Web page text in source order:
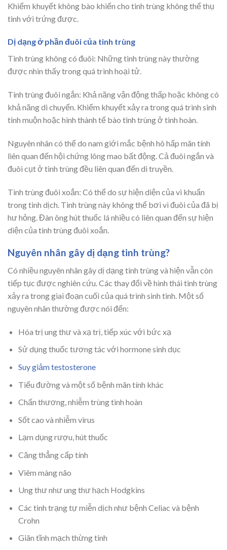
Khiếm khuyết không bào khiến cho tinh trùng không thể thụ
tinh với trứng được.
Dị dạng ở phần đuôi của tinh trùng
Tinh trùng không có đuôi: Những tinh trùng này thường
được nhìn thấy trong quá trình hoại tử.
Tinh trùng đuôi ngắn: Khả năng vận động thấp hoặc không có
khả năng di chuyển. Khiếm khuyết xảy ra trong quá trình sinh
tinh muộn hoặc hình thành tế bào tinh trùng ở tinh hoàn.
Nguyên nhân có thể do nam giới mắc bệnh hô hấp mãn tính
liên quan đến hội chứng lông mao bất động. Cả đuôi ngắn và
đuôi cụt ở tinh trùng đều liên quan đến di truyền.
Tinh trùng đuôi xoắn: Có thể do sự hiện diện của vi khuẩn
trong tinh dịch. Tinh trùng này không thể bơi vì đuôi của đã bị
hư hỏng. Đàn ông hút thuốc lá nhiều có liên quan đến sự hiện
diện của tinh trùng đuôi xoắn.
Nguyên nhân gây dị dạng tinh trùng?
Có nhiều nguyên nhân gây dị dạng tinh trùng và hiện vẫn còn
tiếp tục được nghiên cứu. Các thay đổi về hình thái tinh trùng
xảy ra trong giai đoạn cuối của quá trình sinh tinh. Một số
nguyên nhân thường được nói đến:
Hóa trị ung thư và xạ trị, tiếp xúc với bức xạ
Sử dụng thuốc tương tác với hormone sinh dục
Suy giảm testosterone
Tiểu đường và một số bệnh mãn tính khác
Chấn thương, nhiễm trùng tinh hoàn
Sốt cao và nhiễm virus
Lạm dụng rượu, hút thuốc
Căng thẳng cấp tính
Viêm màng não
Ung thư như ung thư hạch Hodgkins
Các tình trạng tự miễn dịch như bệnh Celiac và bệnh
Crohn
Giãn tĩnh mạch thừng tinh